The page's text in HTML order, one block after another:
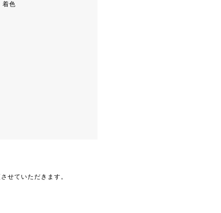
色
せていただきます。